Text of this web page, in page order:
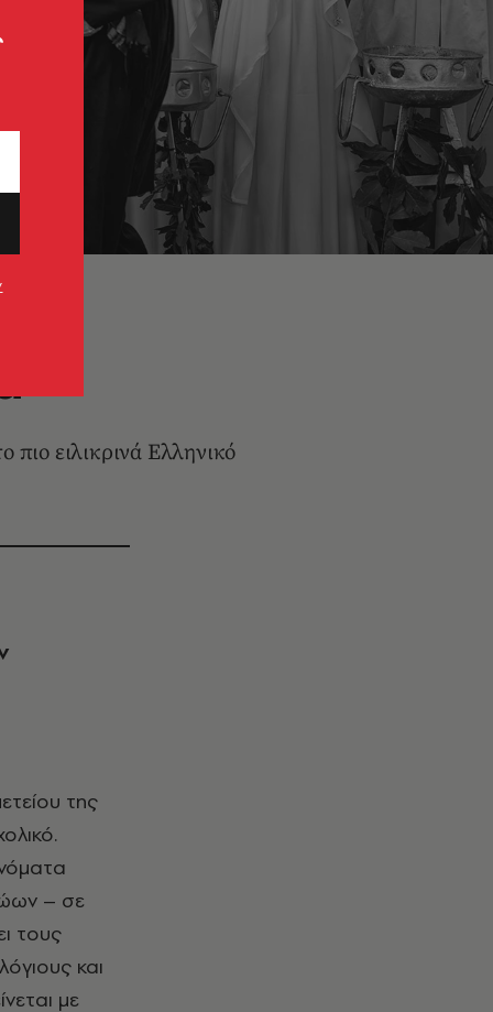
πιο ειλικρινά Ελληνικό
της
– σε
τους
και
με